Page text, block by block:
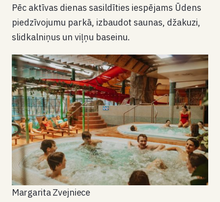
Pēc aktīvas dienas sasildīties iespējams Ūdens
piedzīvojumu parkā, izbaudot saunas, džakuzi,
slidkalniņus un viļņu baseinu.
Margarita Zvejniece